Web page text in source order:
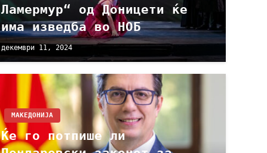
Ламермур“ од Доницети ќе
има изведба во НОБ
декември 11, 2024
МАКЕДОНИЈА
Ќе го потпише ли